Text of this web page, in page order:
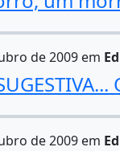
de 2009 em
de 2009 em